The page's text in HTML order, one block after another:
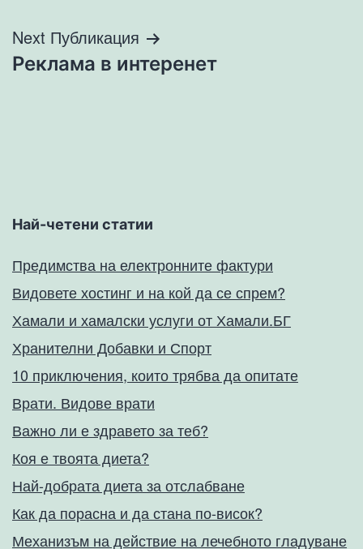
Next Публикация
Реклама в интеренет
Най-четени статии
Предимства на електронните фактури
Видовете хостинг и на кой да се спрем?
Хамали и хамалски услуги от Хамали.БГ
Хранителни Добавки и Спорт
10 приключения, които трябва да опитате
Врати. Видове врати
Важно ли е здравето за теб?
Коя е твоята диета?
Най-добрата диета за отслабване
Как да порасна и да стана по-висок?
Механизъм на действие на лечебното гладуване